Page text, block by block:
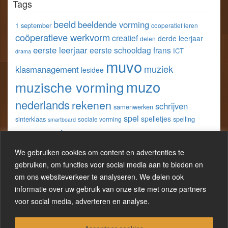
We gebruiken cookies om content en advertenties te
gebruiken, om functies voor social media aan te bieden en
om ons websiteverkeer te analyseren. We delen ook
informatie over uw gebruik van onze site met onze partners
voor social media, adverteren en analyse.
klastools
Facebook
TwitterPinterest
LinkedIn
Tags
1 september beeld beeldende vorming cooperatief leren
coöperatieve werkvorm creatief delen derde leerjaar
drama eerste leerjaareerste schooldag frans ICT
klasmanagement lesidee muvo muziek
muzische vorming muzo
nederlandsrekenen samenwerken schrijven
sinterklaas smartboard sociale vorming spel spelletjes spelling
taal techniek
leerjaar w.o.wereldoriëntatiewerkblad
werkbladen werowiskundewo zelfevaluatie
zelfreflectie zesde leerjaar